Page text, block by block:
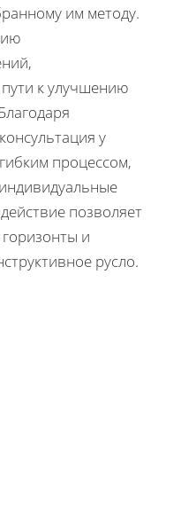
им методу.
к улучшению
у
процессом,
позволяет
и
русло.